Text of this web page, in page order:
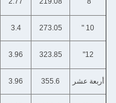
273.05
3.4
4.19
323.85
3.96
4.57
355.6
3.96
4.78